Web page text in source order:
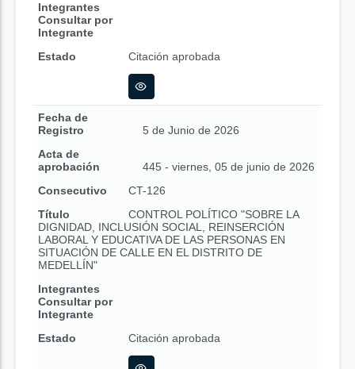
Integrantes
Consultar por
Integrante
Estado
Citación aprobada
Fecha de
Registro
5 de Junio de 2026
Acta de
aprobación
445 - viernes, 05 de junio de 2026
Consecutivo
CT-126
Título
CONTROL POLÍTICO "SOBRE LA
DIGNIDAD, INCLUSIÓN SOCIAL, REINSERCIÓN
LABORAL Y EDUCATIVA DE LAS PERSONAS EN
SITUACIÓN DE CALLE EN EL DISTRITO DE
MEDELLÍN"
Integrantes
Consultar por
Integrante
Estado
Citación aprobada